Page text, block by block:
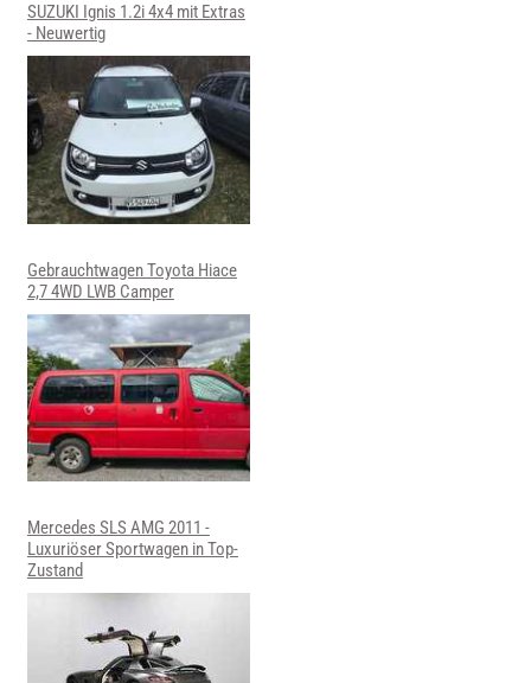
SUZUKI Ignis 1.2i 4x4 mit Extras
- Neuwertig
Gebrauchtwagen Toyota Hiace
2,7 4WD LWB Camper
Mercedes SLS AMG 2011 -
Luxuriöser Sportwagen in Top-
Zustand